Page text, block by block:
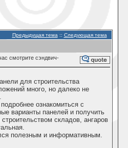
Предыдущая тема :: Следующая тема
смотрите сэндвич-
для строительства
много, но далеко не
ознакомиться с
варианты панелей и получить
складов, ангаров
полезным и информативным.